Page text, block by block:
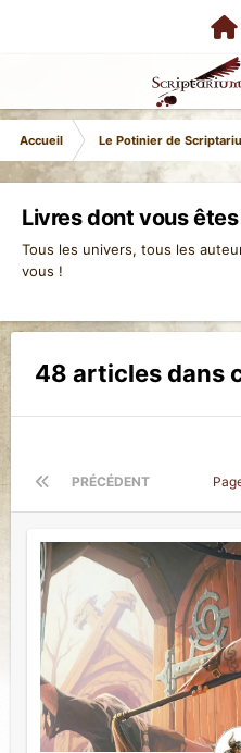
Accueil Le Potinier de
Livres dont vous
Tous les univers, tous les
vous !
48 articles dans
PRÉCÉDENT